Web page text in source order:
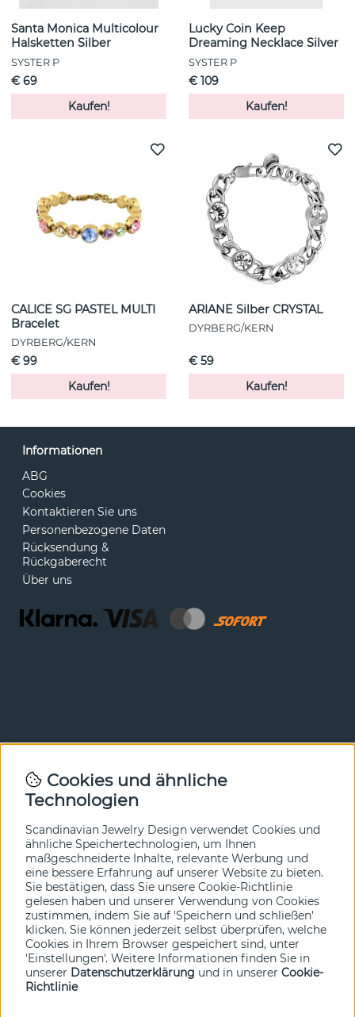
Santa Monica Multicolour
Halsketten Silber
SYSTER P
€ 69
Kaufen!
Lucky Coin Keep
Dreaming Necklace Silver
SYSTER P
€ 109
Kaufen!
CALICE SG PASTEL MULTI
Bracelet
DYRBERG/KERN
€ 99
Kaufen!
ARIANE Silber CRYSTAL
DYRBERG/KERN
€ 59
Kaufen!
Informationen
ABG
Cookies
Kontaktieren Sie uns
Personenbezogene Daten
Rücksendung &
Rückgaberecht
Über uns
Newsletter
In unserem Newsletter erfahren Sie vor allen anderen
hier an.
Ja bitte!
Cookies und ähnliche
Technologien
Scandinavian Jewelry Design verwendet Cookies und
ähnliche Speichertechnologien, um Ihnen
maßgeschneiderte Inhalte, relevante Werbung und
eine bessere Erfahrung auf unserer Website zu bieten.
Sie bestätigen, dass Sie unsere Cookie-Richtlinie
gelesen haben und unserer Verwendung von Cookies
zustimmen, indem Sie auf 'Speichern und schließen'
klicken. Sie können jederzeit selbst überprüfen, welche
Cookies in Ihrem Browser gespeichert sind, unter
'Einstellungen'. Weitere Informationen finden Sie in
unserer Datenschutzerklärung und in unserer Cookie-
Richtlinie